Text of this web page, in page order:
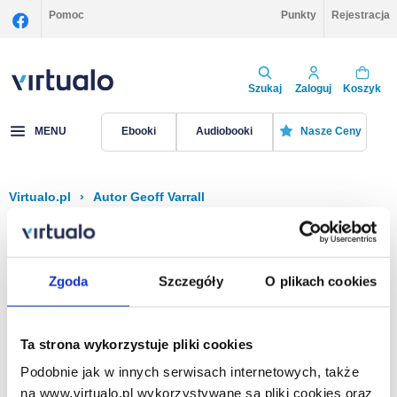
Zgoda Szczegóły O plikach cookies
Ta strona wykorzystuje pliki cookies
Podobnie jak w innych serwisach internetowych, także
na www.virtualo.pl wykorzystywane są pliki cookies oraz
Pomoc Punkty Rejestracja
Szukaj Zaloguj Koszyk
MENU Ebooki Audiobooki Nasze Ceny
Virtualo.pl › Autor Geoff Varrall
Filtruj Sortuj
Na stronie